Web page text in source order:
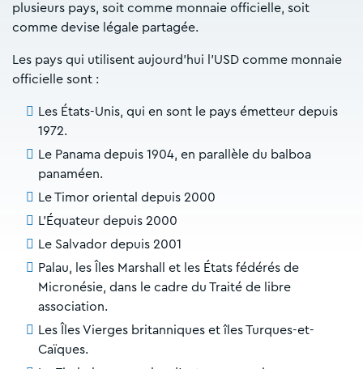
plusieurs pays, soit comme monnaie officielle, soit
comme devise légale partagée.
Les pays qui utilisent aujourd’hui l’USD comme monnaie
officielle sont :
Les États-Unis, qui en sont le pays émetteur depuis
1972.
Le Panama depuis 1904, en parallèle du balboa
panaméen.
Le Timor oriental depuis 2000
L’Équateur depuis 2000
Le Salvador depuis 2001
Palau, les Îles Marshall et les États fédérés de
Micronésie, dans le cadre du Traité de libre
association.
Les Îles Vierges britanniques et îles Turques-et-
Caïques.